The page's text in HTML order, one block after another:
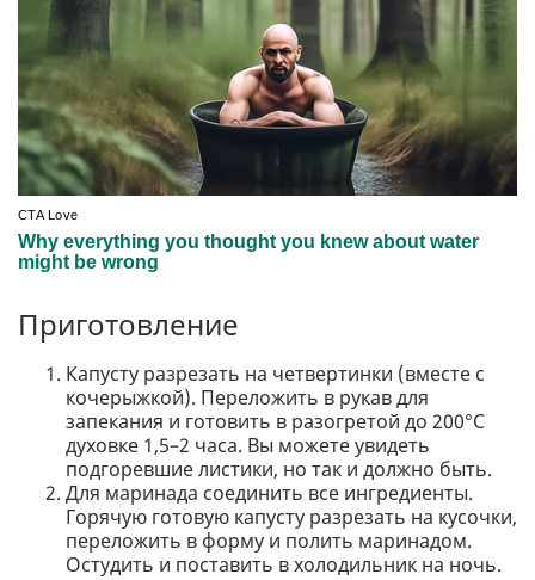
Приготовление
Капусту разрезать на четвертинки (вместе с
кочерыжкой). Переложить в рукав для
запекания и готовить в разогретой до 200°С
духовке 1,5–2 часа. Вы можете увидеть
подгоревшие листики, но так и должно быть.
Для маринада соединить все ингредиенты.
Горячую готовую капусту разрезать на кусочки,
переложить в форму и полить маринадом.
Остудить и поставить в холодильник на ночь.